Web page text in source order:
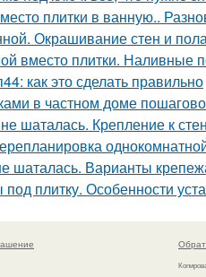
плитки в ванную..
Окрашивание стен и
вместо плитки. Наливные
как это сделать правильно
в частном доме
шаталась. Крепление к
шаталась. Варианты
плитку. Особенности